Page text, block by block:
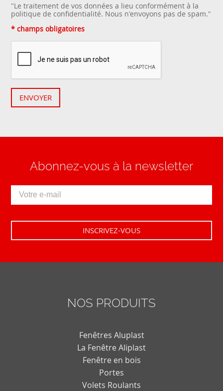
"Le traitement de vos données a lieu conformément à la
politique de confidentialité. Nous n'envoyons pas de spam."
* champs obligatoires
ENVOYER
Abonnez-vous à la newsletter
NOS PRODUITS
Fenêtres Aluplast
La Fenêtre Aliplast
Fenêtre en bois
Portes
Volets Roulants